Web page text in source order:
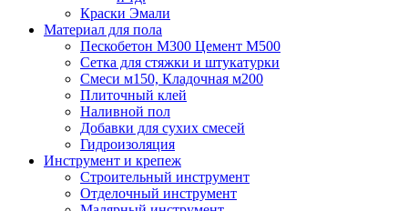
Краски Эмали
Материал для пола
Пескобетон М300 Цемент М500
Сетка для стяжки и штукатурки
Смеси м150, Кладочная м200
Плиточный клей
Наливной пол
Добавки для сухих смесей
Гидроизоляция
Инструмент и крепеж
Строительный инструмент
Отделочный инструмент